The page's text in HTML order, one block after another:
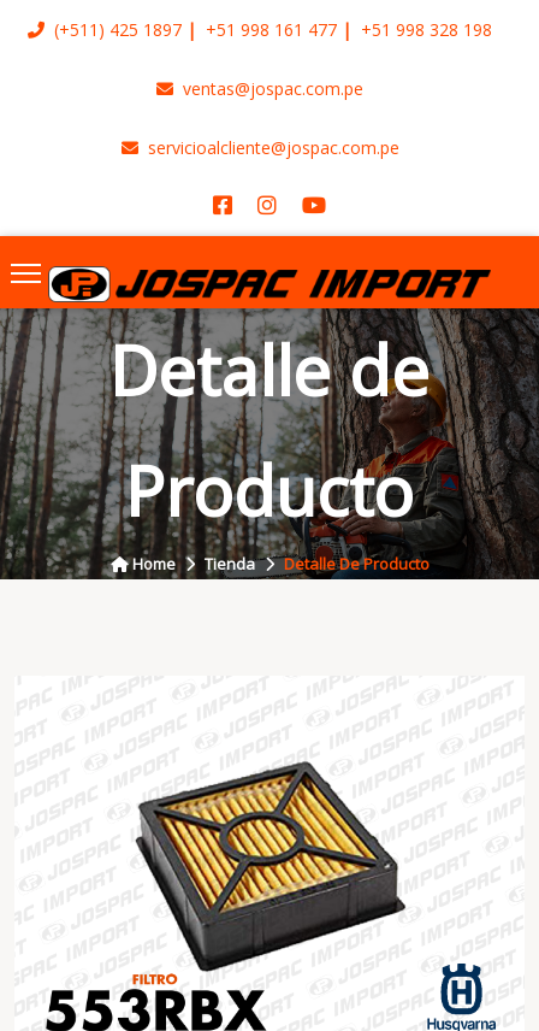
(+511) 425 1897 +51 998 161 477 +51 998 328 198
ventas@jospac.com.pe
servicioalcliente@jospac.com.pe
Detalle de
Producto
Home Tienda Detalle De Producto